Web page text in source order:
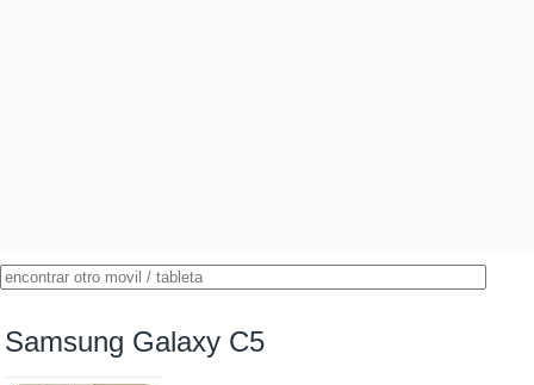
Samsung Galaxy C5